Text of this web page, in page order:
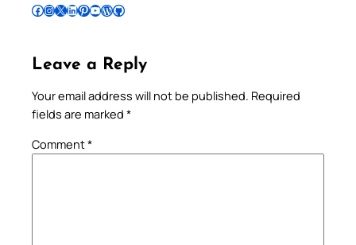
Follow Pradeep on Facebook Follow Pradeep on InstagramFollow Pradeep on X Follow Pradeep on LinkedIn Follow Pradeep on Pinterest Subscribe to Pradeep’s Youtube Channel Follow Pradeep on WordPress Follow Pradeep on GitHub
Leave a Reply
Your email address will not be published. Required
fields are marked *
Comment*